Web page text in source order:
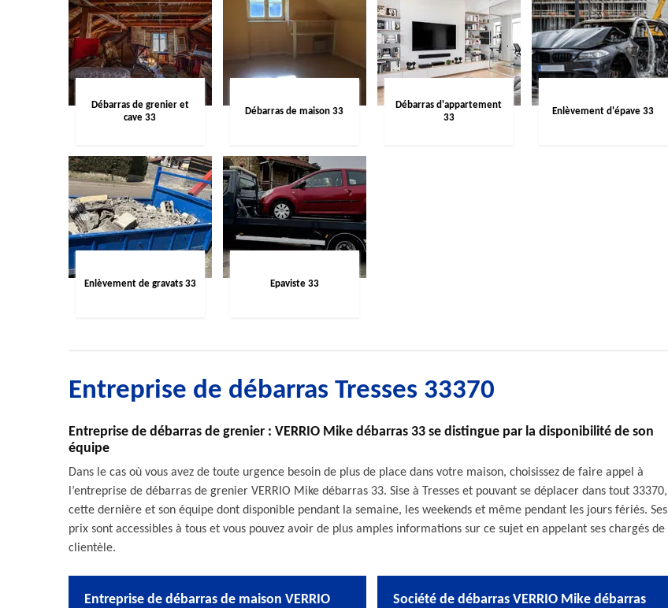
Débarras de grenier et
cave 33
Débarras de maison 33
Débarras d'appartement
33
Enlèvement d'épave 33
Enlèvement de gravats 33 Epaviste 33
Entreprise de débarras Tresses 33370
Entreprise de débarras de grenier : VERRIO Mike débarras 33 se distingue par la disponibilité de son
équipe
Dans le cas où vous avez de toute urgence besoin de plus de place dans votre maison, choisissez de faire appel à
l’entreprise de débarras de grenier VERRIO Mike débarras 33. Sise à Tresses et pouvant se déplacer dans tout 33370,
cette dernière et son équipe dont disponible pendant la semaine, les weekends et même pendant les jours fériés. Ses
prix sont accessibles à tous et vous pouvez avoir de plus amples informations sur ce sujet en appelant ses chargés de
clientèle.
Entreprise de débarras de maison VERRIO
Société de débarras VERRIO Mike débarras